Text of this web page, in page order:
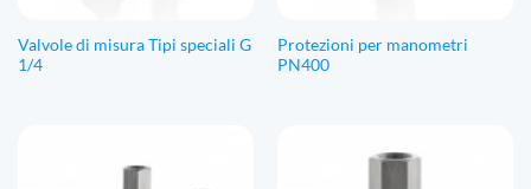
Valvole di misura Tipi speciali G
1/4
Protezioni per manometri
PN400